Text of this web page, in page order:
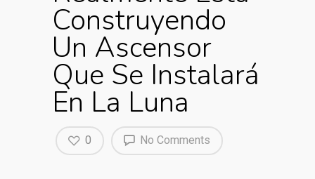
Construyendo
Un Ascensor
Que Se Instalará
En La Luna
No Comments
0